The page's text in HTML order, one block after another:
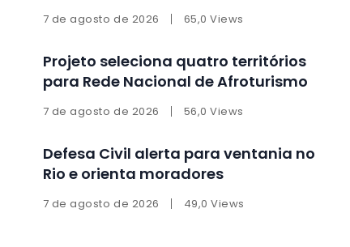
7 de agosto de 2026 65,0 Views
Projeto seleciona quatro territórios
para Rede Nacional de Afroturismo
7 de agosto de 2026 56,0 Views
Defesa Civil alerta para ventania no
Rio e orienta moradores
7 de agosto de 2026 49,0 Views